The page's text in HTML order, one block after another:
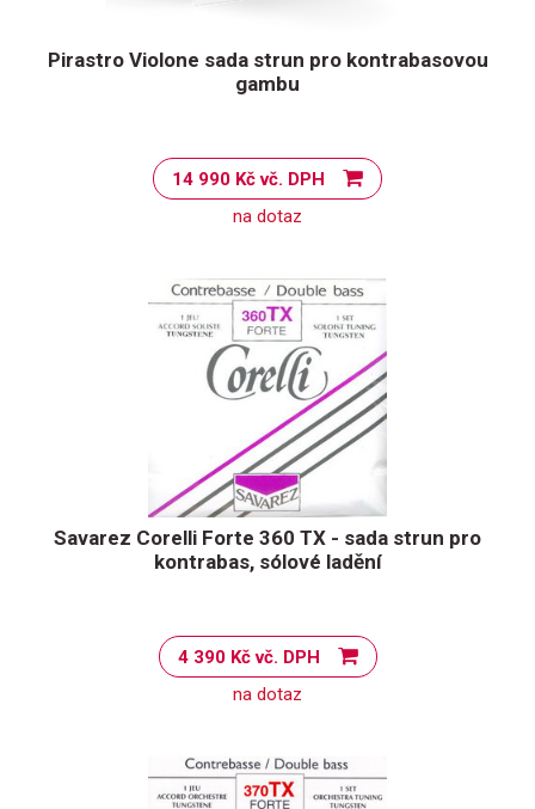
Pirastro Violone sada strun pro kontrabasovou
gambu
14 990 Kč vč. DPH
na dotaz
Savarez Corelli Forte 360 TX - sada strun pro
kontrabas, sólové ladění
4 390 Kč vč. DPH
na dotaz